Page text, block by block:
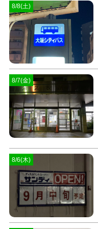
8/8(土)
8/7(金)
8/6(木)